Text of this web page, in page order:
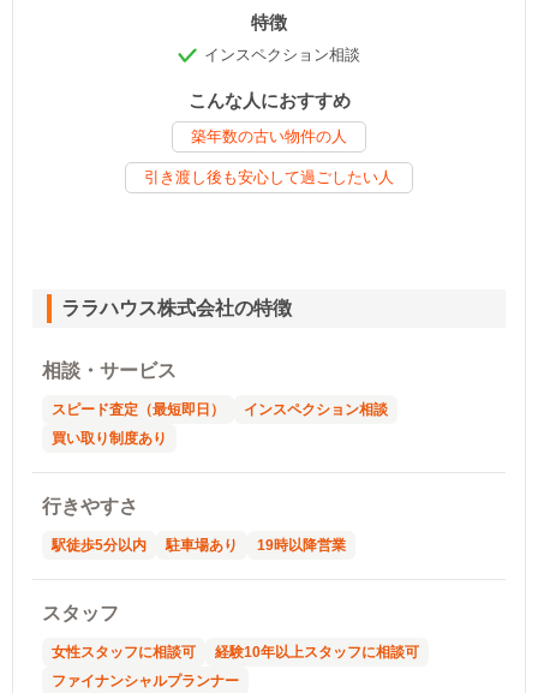
特徴
インスペクション相談
こんな人におすすめ
築年数の古い物件の人
引き渡し後も安心して過ごしたい人
ララハウス株式会社の特徴
相談・サービス
スピード査定（最短即日）
インスペクション相談
買い取り制度あり
行きやすさ
駅徒歩5分以内 駐車場あり 19時以降営業
スタッフ
女性スタッフに相談可
経験10年以上スタッフに相談可
ファイナンシャルプランナー